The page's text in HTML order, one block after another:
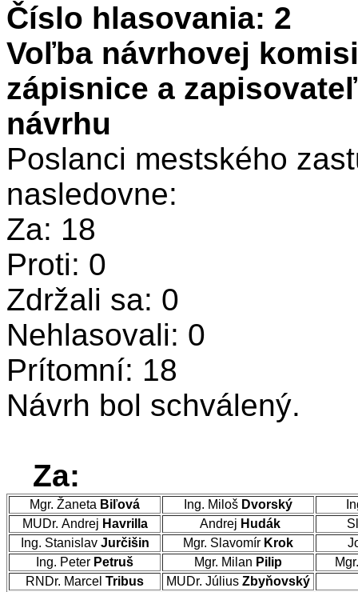
Číslo hlasovania: 2
Voľba návrhovej
zápisnice a
návrhu
Poslanci mestského
nasledovne:
Za: 18
Proti: 0
Zdržali sa: 0
Nehlasovali: 0
Prítomní: 18
Návrh bol schválený.
Za:
Mgr. Žaneta Biľová Ing. Miloš Dvorský
MUDr. Andrej Havrilla Andrej Hudák
Ing. Stanislav Jurčišin Mgr. Slavomír Krok
Ing. Peter Petruš Mgr. Milan Pilip
RNDr. Marcel Tribus MUDr. Július Zbyňovský